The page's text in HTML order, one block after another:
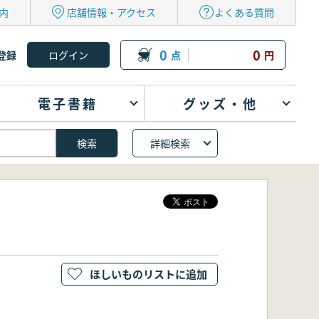
店舗情報・アクセス よくある質問
録 0 点 0 円
電子書籍 グッズ・他
詳細検索
ほしいものリストに追加